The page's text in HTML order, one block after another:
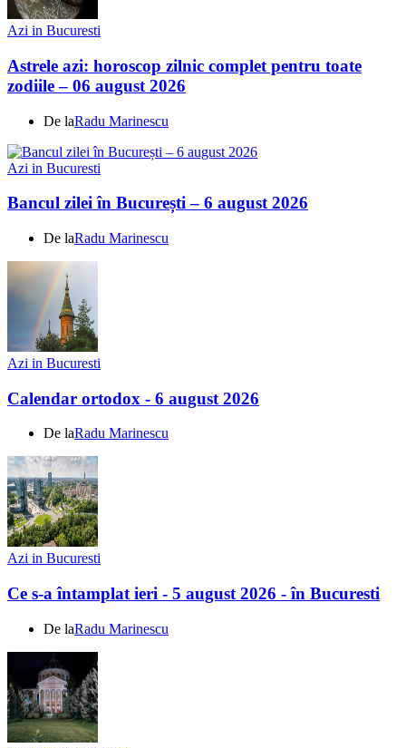
Azi in Bucuresti
Astrele azi: horoscop zilnic complet pentru toate
zodiile – 06 august 2026
De laRadu Marinescu
Azi in Bucuresti
Bancul zilei în București – 6 august 2026
De laRadu Marinescu
Azi in Bucuresti
Calendar ortodox - 6 august 2026
De laRadu Marinescu
Azi in Bucuresti
Ce s-a întamplat ieri - 5 august 2026 - în Bucuresti
De laRadu Marinescu